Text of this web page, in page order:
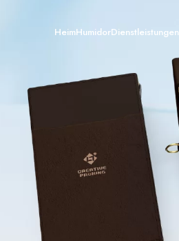
HeimHumidorDienstleistungen